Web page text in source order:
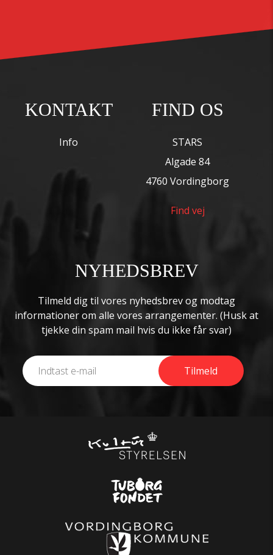
KONTAKT
Info
FIND OS
STARS
Algade 84
4760 Vordingborg
Find vej
NYHEDSBREV
Tilmeld dig til vores nyhedsbrev og modtag
informationer om alle vores arrangementer. (Husk at
tjekke din spam mail hvis du ikke får svar)